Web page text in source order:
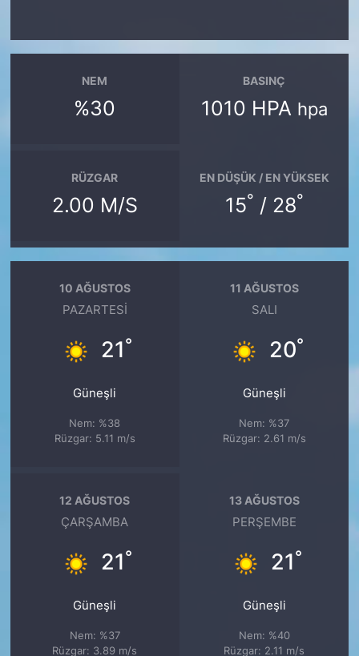
NEM
%30
BASINÇ
1010 HPA hpa
RÜZGAR
2.00 M/S
EN DÜŞÜK / EN YÜKSEK
15° / 28°
10 AĞUSTOS
PAZARTESI
21°
Güneşli
Nem: %38
Rüzgar: 5.11 m/s
11 AĞUSTOS
SALI
20°
Güneşli
Nem: %37
Rüzgar: 2.61 m/s
12 AĞUSTOS
ÇARŞAMBA
21°
Güneşli
Nem: %37
Rüzgar: 3.89 m/s
13 AĞUSTOS
PERŞEMBE
21°
Güneşli
Nem: %40
Rüzgar: 2.11 m/s